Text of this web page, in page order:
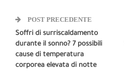
POST PRECEDENTE
Soffri di surriscaldamento
durante il sonno? 7 possibili
cause di temperatura
corporea elevata di notte